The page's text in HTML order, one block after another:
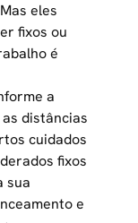
eles
fixos ou
é
a
distâncias
cuidados
fixos
sua
e